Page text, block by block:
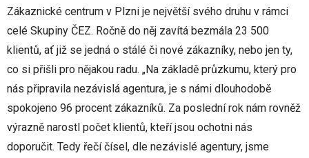
Zákaznické centrum v Plzni je největší svého druhu v rámci
celé Skupiny ČEZ. Ročně do něj zavítá bezmála 23 500
klientů, ať již se jedná o stálé či nové zákazníky, nebo jen ty,
co si přišli pro nějakou radu. „Na základě průzkumu, který pro
nás připravila nezávislá agentura, je s námi dlouhodobě
spokojeno 96 procent zákazníků. Za poslední rok nám rovněž
výrazně narostl počet klientů, kteří jsou ochotni nás
doporučit. Tedy řečí čísel, dle nezávislé agentury, jsme